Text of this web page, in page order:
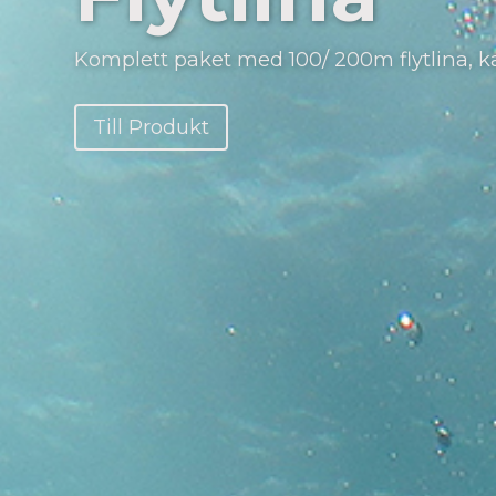
Vi servar och lagar alla typer av
Läs mer här